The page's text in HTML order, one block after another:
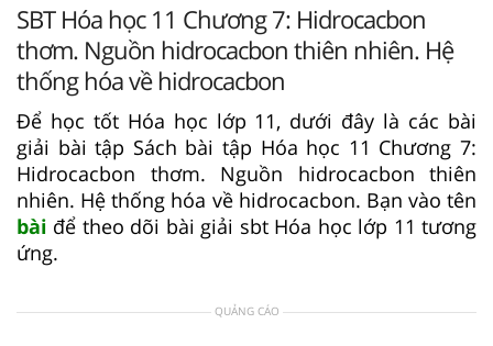
SBT Hóa học 11 Chương 7: Hidrocacbon
thơm. Nguồn hidrocacbon thiên nhiên. Hệ
thống hóa về hidrocacbon
Để học tốt Hóa học lớp 11, dưới đây là các bài
giải bài tập Sách bài tập Hóa học 11 Chương 7:
Hidrocacbon thơm. Nguồn hidrocacbon thiên
nhiên. Hệ thống hóa về hidrocacbon. Bạn vào tên
bài để theo dõi bài giải sbt Hóa học lớp 11 tương
ứng.
QUẢNG CÁO